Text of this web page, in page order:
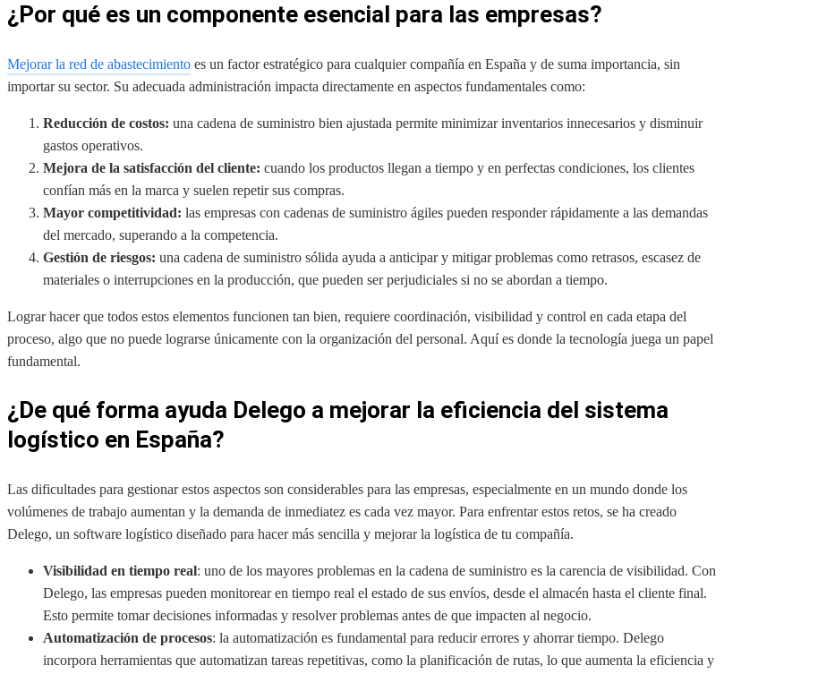
¿Por qué es un componente esencial para las empresas?
Mejorar la red de abastecimiento es un factor estratégico para cualquier compañía en España y de suma importancia, sin
importar su sector. Su adecuada administración impacta directamente en aspectos fundamentales como:
Reducción de costos: una cadena de suministro bien ajustada permite minimizar inventarios innecesarios y disminuir
gastos operativos.
Mejora de la satisfacción del cliente: cuando los productos llegan a tiempo y en perfectas condiciones, los clientes
confían más en la marca y suelen repetir sus compras.
Mayor competitividad: las empresas con cadenas de suministro ágiles pueden responder rápidamente a las demandas
del mercado, superando a la competencia.
Gestión de riesgos: una cadena de suministro sólida ayuda a anticipar y mitigar problemas como retrasos, escasez de
materiales o interrupciones en la producción, que pueden ser perjudiciales si no se abordan a tiempo.
Lograr hacer que todos estos elementos funcionen tan bien, requiere coordinación, visibilidad y control en cada etapa del
proceso, algo que no puede lograrse únicamente con la organización del personal. Aquí es donde la tecnología juega un papel
fundamental.
¿De qué forma ayuda Delego a mejorar la eficiencia del sistema
logístico en España?
Las dificultades para gestionar estos aspectos son considerables para las empresas, especialmente en un mundo donde los
volúmenes de trabajo aumentan y la demanda de inmediatez es cada vez mayor. Para enfrentar estos retos, se ha creado
Delego, un software logístico diseñado para hacer más sencilla y mejorar la logística de tu compañía.
Visibilidad en tiempo real: uno de los mayores problemas en la cadena de suministro es la carencia de visibilidad. Con
Delego, las empresas pueden monitorear en tiempo real el estado de sus envíos, desde el almacén hasta el cliente final.
Esto permite tomar decisiones informadas y resolver problemas antes de que impacten al negocio.
Automatización de procesos: la automatización es fundamental para reducir errores y ahorrar tiempo. Delego
incorpora herramientas que automatizan tareas repetitivas, como la planificación de rutas, lo que aumenta la eficiencia y